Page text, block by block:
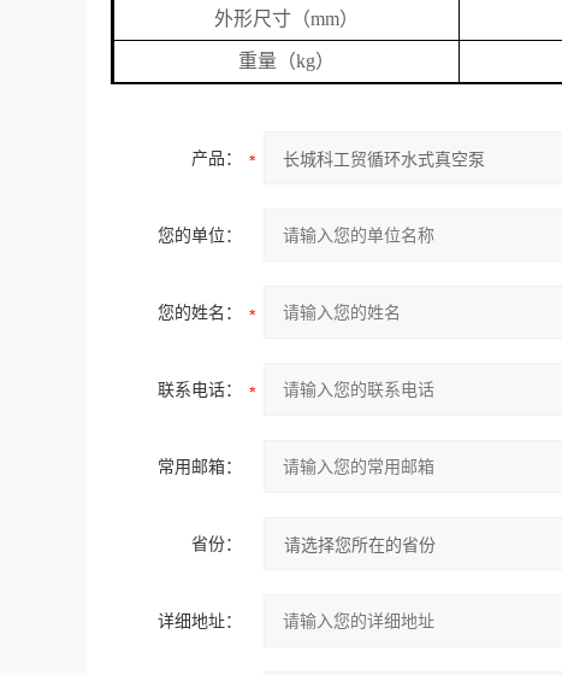
外形尺寸（mm）
重量（kg）
产品：
您的单位：
您的姓名：
联系电话：
常用邮箱：
省份：
详细地址：